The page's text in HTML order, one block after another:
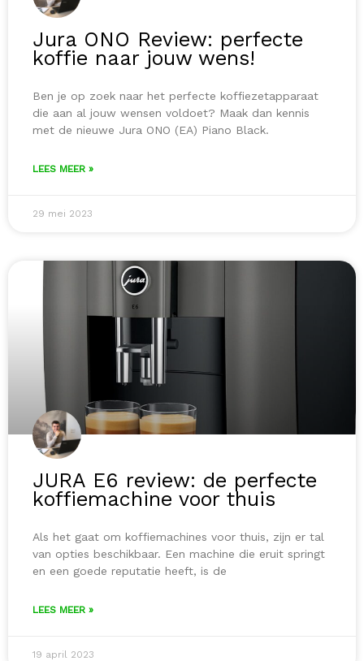
Jura ONO Review: perfecte
koffie naar jouw wens!
Ben je op zoek naar het perfecte koffiezetapparaat
die aan al jouw wensen voldoet? Maak dan kennis
met de nieuwe Jura ONO (EA) Piano Black.
LEES MEER »
29 mei 2023
JURA E6 review: de perfecte
koffiemachine voor thuis
Als het gaat om koffiemachines voor thuis, zijn er tal
van opties beschikbaar. Een machine die eruit springt
en een goede reputatie heeft, is de
LEES MEER »
19 april 2023